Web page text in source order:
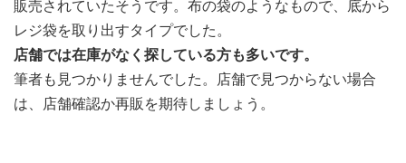
販売されていたそうです。布の袋のようなもので、底から
レジ袋を取り出すタイプでした。
店舗では在庫がなく探している方も多いです。
筆者も見つかりませんでした。店舗で見つからない場合
は、店舗確認か再販を期待しましょう。